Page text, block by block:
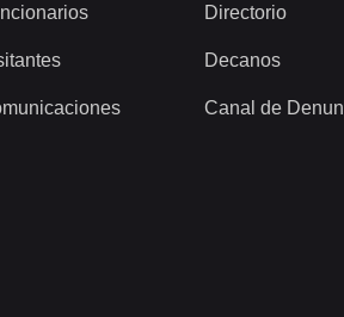
Directorio
Decanos
Canal de